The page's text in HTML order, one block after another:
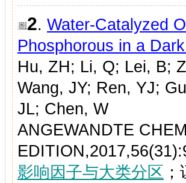
2. Water-Catalyzed
Phosphorous in a
Hu, ZH; Li, Q; Lei, B;
Wang, JY; Ren, YJ;
JL; Chen, W
ANGEWANDTE
影响因子与大类分区